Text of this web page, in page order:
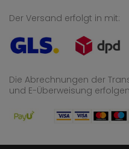
Der Versand erfolgt in mit:
Die Abrechnungen der
und E-Überweisung